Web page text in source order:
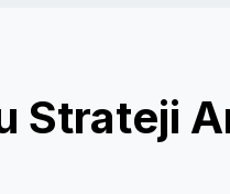
Strateji